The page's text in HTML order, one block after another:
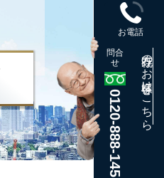
お電話
問合
せ
0120-888-145
既存のお客様はこちら